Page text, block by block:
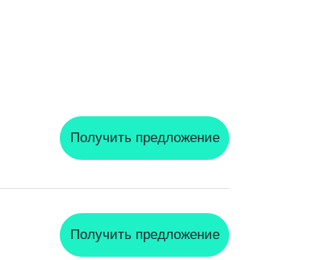
Получить предложение
Получить предложение